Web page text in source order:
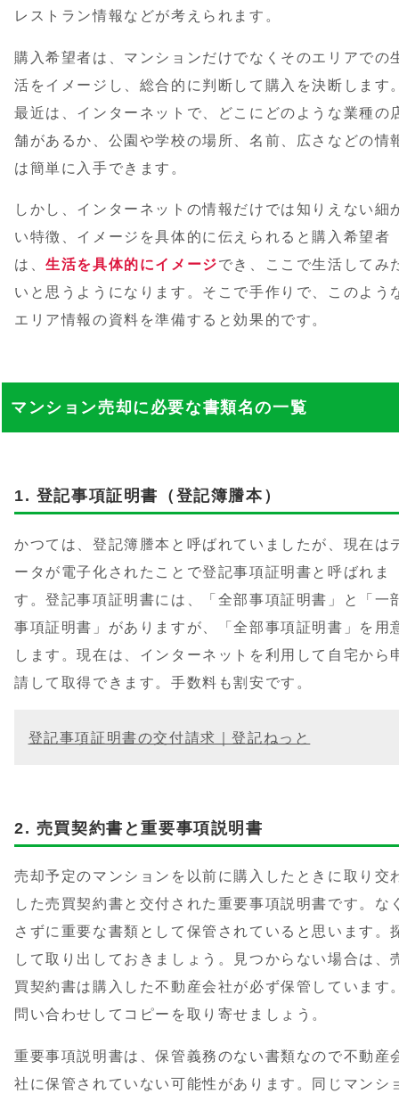
レストラン情報などが考えられます。
購入希望者は、マンションだけでなくそのエリアでの
活をイメージし、総合的に判断して購入を決断します
最近は、インターネットで、どこにどのような業種の
舗があるか、公園や学校の場所、名前、広さなどの情
は簡単に入手できます。
しかし、インターネットの情報だけでは知りえない細
い特徴、イメージを具体的に伝えられると購入希望者
は、生活を具体的にイメージでき、ここで生活してみ
いと思うようになります。そこで手作りで、このよう
エリア情報の資料を準備すると効果的です。
マンション売却に必要な書類名の一覧
登記事項証明書（登記簿謄本）
かつては、登記簿謄本と呼ばれていましたが、現在は
ータが電子化されたことで登記事項証明書と呼ばれま
す。登記事項証明書には、「全部事項証明書」と「一
事項証明書」がありますが、「全部事項証明書」を用
します。現在は、インターネットを利用して自宅から
請して取得できます。手数料も割安です。
登記事項証明書の交付請求｜登記ねっと
売買契約書と重要事項説明書
売却予定のマンションを以前に購入したときに取り交
した売買契約書と交付された重要事項説明書です。な
さずに重要な書類として保管されていると思います。
して取り出しておきましょう。見つからない場合は、
買契約書は購入した不動産会社が必ず保管しています
問い合わせしてコピーを取り寄せましょう。
重要事項説明書は、保管義務のない書類なので不動産
社に保管されていない可能性があります。同じマンシ